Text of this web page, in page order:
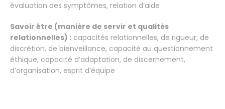
évaluation des symptômes, relation d’aide
Savoir être (manière de servir et qualités
relationnelles) : capacités relationnelles, de rigueur, de
discrétion, de bienveillance, capacité au questionnement
éthique, capacité d’adaptation, de discernement,
d’organisation, esprit d’équipe